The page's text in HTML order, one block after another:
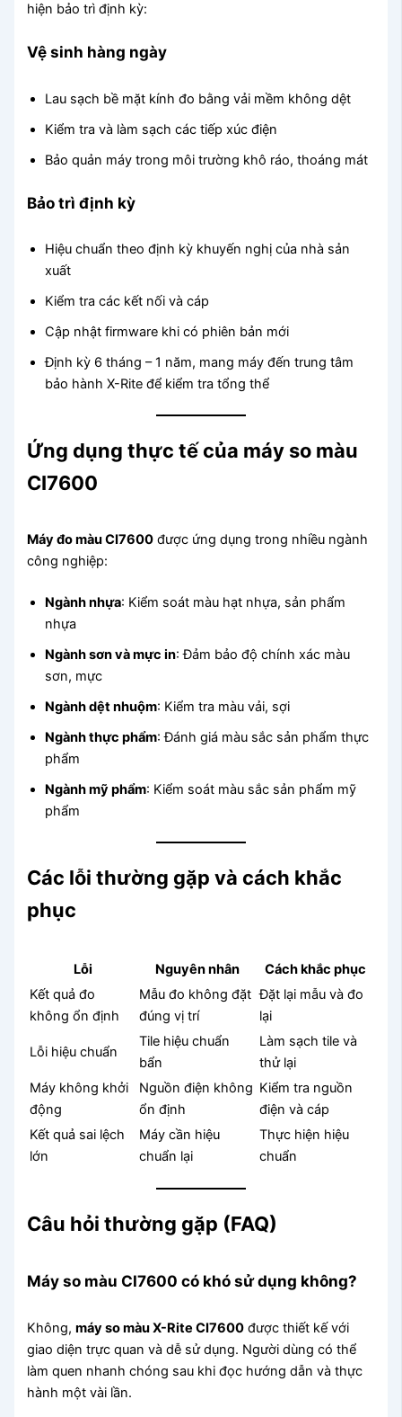
hiện bảo trì định kỳ:
Vệ sinh hàng ngày
Lau sạch bề mặt kính đo bằng vải mềm không dệt
Kiểm tra và làm sạch các tiếp xúc điện
Bảo quản máy trong môi trường khô ráo, thoáng mát
Bảo trì định kỳ
Hiệu chuẩn theo định kỳ khuyến nghị của nhà sản
xuất
Kiểm tra các kết nối và cáp
Cập nhật firmware khi có phiên bản mới
Định kỳ 6 tháng – 1 năm, mang máy đến trung tâm
bảo hành X-Rite để kiểm tra tổng thể
Ứng dụng thực tế của máy so màu
CI7600
Máy đo màu CI7600 được ứng dụng trong nhiều ngành
công nghiệp:
Ngành nhựa: Kiểm soát màu hạt nhựa, sản phẩm
nhựa
Ngành sơn và mực in: Đảm bảo độ chính xác màu
sơn, mực
Ngành dệt nhuộm: Kiểm tra màu vải, sợi
Ngành thực phẩm: Đánh giá màu sắc sản phẩm thực
phẩm
Ngành mỹ phẩm: Kiểm soát màu sắc sản phẩm mỹ
phẩm
Các lỗi thường gặp và cách khắc
phục
Lỗi Nguyên nhân
Cách khắc phục
Kết quả đo
không ổn định
Mẫu đo không đặt
đúng vị trí
Đặt lại mẫu và đo
lại
Lỗi hiệu chuẩn
Tile hiệu chuẩn
bẩn
Làm sạch tile và
thử lại
Máy không khởi
động
Nguồn điện không
ổn định
Kiểm tra nguồn
điện và cáp
Kết quả sai lệch
lớn
Máy cần hiệu
chuẩn lại
Thực hiện hiệu
chuẩn
Câu hỏi thường gặp (FAQ)
Máy so màu CI7600 có khó sử dụng không?
Không,máy so màu X-Rite CI7600 được thiết kế với
giao diện trực quan và dễ sử dụng. Người dùng có thể
làm quen nhanh chóng sau khi đọc hướng dẫn và thực
hành một vài lần.